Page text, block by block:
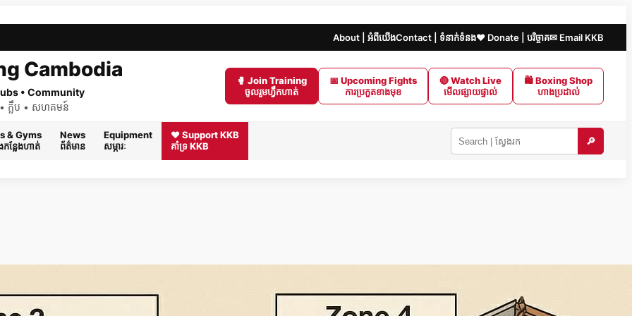
About | អំពីយើងContact | ទំនាក់ទំនង❤️ Donate | បរិច្ចាគ✉ Email KKB
Cambodia
• Community
• ក្លឹប • សហគមន៍
🥊 Join Training
ចូលរួមហ្វឹកហាត់
📅 Upcoming Fights
ការប្រកួតខាងមុខ
🔴 Watch Live
មើលផ្សាយផ្ទាល់
🛍 Boxing Shop
ហាងប្រដាល់
& Gyms
កន្លែងហាត់
News
ព័ត៌មាន
Equipment
សម្ភារៈ
❤️ Support KKB
គាំទ្រ KKB
Search
🔎